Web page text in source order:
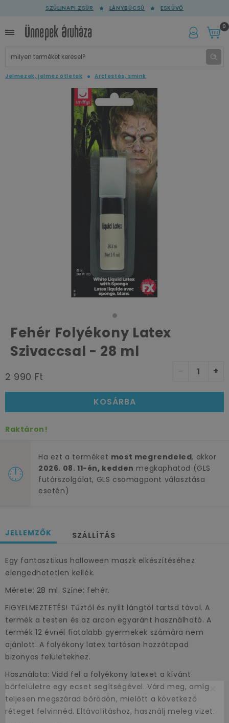
SZÜLINAPI ZSÚR LÁNYBÚCSÚ ESKÜVŐ
0
Jelmezek, jelmez ötletek Arcfestés, smink
Fehér Folyékony Latex
Szivaccsal - 28 ml
2 990 Ft +
KOSÁRBA
Raktáron!
Ha ezt a terméket most megrendeled, akkor
2026. 08. 11-én, kedden megkaphatod (GLS
futárszolgálat, GLS csomagpont választása
esetén)
JELLEMZŐK SZÁLLÍTÁS
Egy fantasztikus halloween maszk elkészítéséhez
elengedhetetlen kellék.
Mérete: 28 ml. Színe: fehér.
FIGYELMEZTETÉS! Tűztől és nyílt lángtól tartsd távol. A
termék a testen és az arcon egyaránt használható. A
termék 12 évnél fiatalabb gyermekek számára nem
ajánlott. A folyékony latex tartósan hozzátapad
bizonyos felületekhez.
Használata: Vidd fel a folyékony latexet a kívánt
bőrfelületre egy ecset segítségével. Várd meg, amíg
teljesen megszárad bőrödön, mielőtt a következő
réteget felvinnéd. Eltávolításhoz, használj meleg vizet.